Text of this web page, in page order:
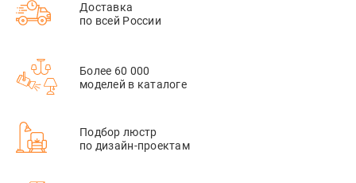
Доставка
по всей России
Более 60 000
моделей в каталоге
Подбор люстр
по дизайн-проектам